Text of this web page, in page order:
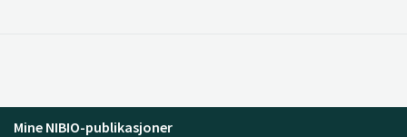
Mine NIBIO-publikasjoner